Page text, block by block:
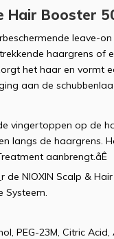
Hair Booster
leave-
haargrens of
het haar en vormt
aan de
vingertoppen op de
langs de haargrens.
aanbrengt.åÊ
de NIOXIN Scalp &
Systeem.
PEG-23M, Citric